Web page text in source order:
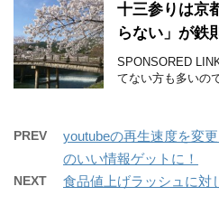
十三参りは京
らない」が鉄
SPONSORED
てない方も多いの
PREV
youtubeの再生速度を変
のいい情報ゲットに！
NEXT 食品値上げラッシュに対